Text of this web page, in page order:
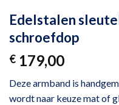
Edelstalen
schroefdop
€ 179,00
Deze armband is
wordt naar keuze mat of